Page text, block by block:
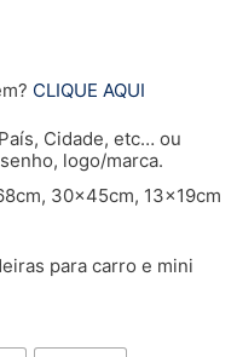
CLIQUE AQUI
Cidade, etc… ou
logo/marca.
30x45cm, 13x19cm
para carro e mini